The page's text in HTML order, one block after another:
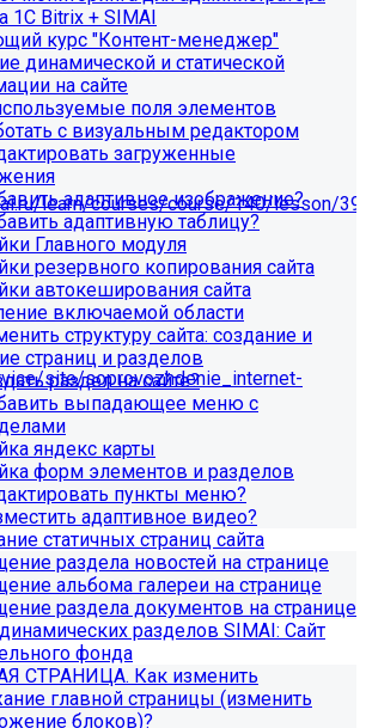
лист администратора сайта:
learn/courses/course/140/lesson/
регламента выполнения
поддерживать сайт в
состоянии.
специалистов, вы можете
поддержку нам:
site/soprovozhdenie_internet-
что вы получаете команду
одного сотрудника: мы берём на себя
и контроль работоспособности,
на сбои, снижаем риски простоев и
не нужно тратить время и бюджет на
удержание специалистов.
сервера
адреса обновлений может
1С Bitrix + SIMAI
курс "Контент-менеджер"
динамической и статической
на сайте
поля элементов
с визуальным редактором
загруженные
адаптивное изображение?
адаптивную таблицу?
Главного модуля
резервного копирования сайта
автокеширования сайта
включаемой области
структуру сайта: создание и
страниц и разделов
раздел на сайте?
выпадающее меню с
яндекс карты
форм элементов и разделов
пункты меню?
адаптивное видео?
статичных страниц сайта
раздела новостей на странице
альбома галереи на странице
раздела документов на странице
разделов SIMAI: Сайт
фонда
СТРАНИЦА. Как изменить
главной страницы (изменить
блоков)?